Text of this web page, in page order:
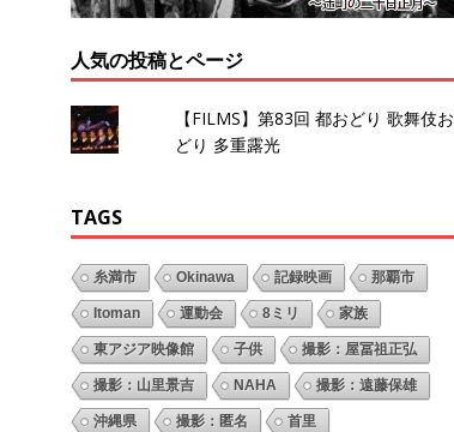
人気の投稿とページ
【FILMS】第83回 都おどり 歌舞伎お
どり 多重露光
TAGS
糸満市 Okinawa 記録映画 那覇市
Itoman 運動会 8ミリ 家族
東アジア映像館 子供 撮影：屋冨祖正弘
撮影：山里景吉 NAHA 撮影：遠藤保雄
沖縄県 撮影：匿名 首里